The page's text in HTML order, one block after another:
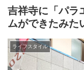
吉祥寺に「パラ
ムができたみた
ライフスタイル